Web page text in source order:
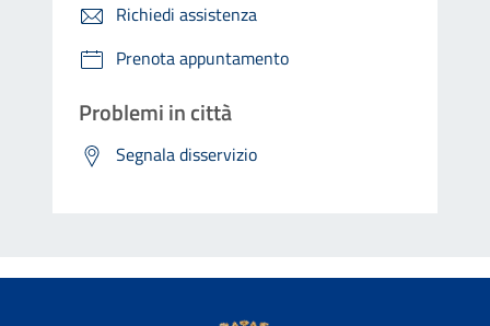
Richiedi assistenza
Prenota appuntamento
Problemi in città
Segnala disservizio